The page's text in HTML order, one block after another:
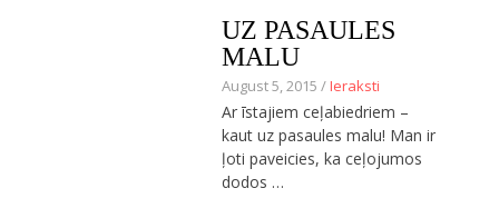
UZ PASAULES
MALU
August 5, 2015 /Ieraksti
Ar īstajiem ceļabiedriem –
kaut uz pasaules malu! Man ir
ļoti paveicies, ka ceļojumos
dodos …